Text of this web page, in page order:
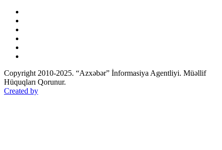
Copyright 2010-2025. “Azxəbər” İnformasiya Agentliyi. Müəllif
Hüquqları Qorunur.
Created by